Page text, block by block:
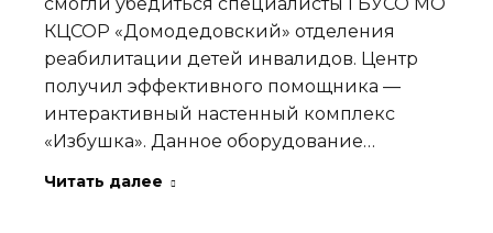
КЦСОР «Домодедовский» отделения
реабилитации детей инвалидов. Центр
получил эффективного помощника —
интерактивный настенный комплекс
«Избушка». Данное оборудование…
Читать далее